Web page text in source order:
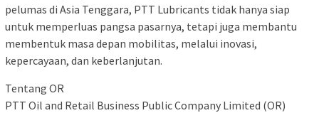
pelumas di Asia Tenggara, PTT Lubricants tidak hanya siap
untuk memperluas pangsa pasarnya, tetapi juga membantu
membentuk masa depan mobilitas, melalui inovasi,
kepercayaan, dan keberlanjutan.
Tentang OR
PTT Oil and Retail Business Public Company Limited (OR)